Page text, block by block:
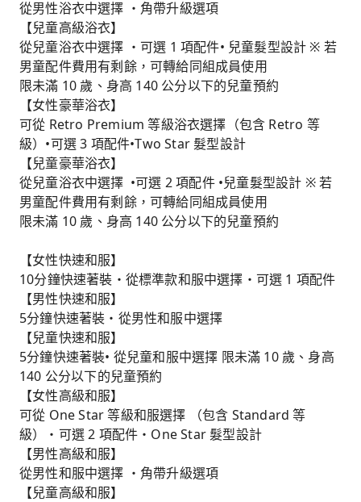
從男性浴衣中選擇 ・角帶升級選項
【兒童高級浴衣】
從兒童浴衣中選擇 ・可選 1 項配件• 兒童髮型設計 ※ 若
男童配件費用有剩餘，可轉給同組成員使用
限未滿 10 歲、身高 140 公分以下的兒童預約
【女性豪華浴衣】
可從 Retro Premium 等級浴衣選擇（包含 Retro 等
級）•可選 3 項配件•Two Star 髮型設計
【兒童豪華浴衣】
從兒童浴衣中選擇 •可選 2 項配件 •兒童髮型設計 ※ 若
男童配件費用有剩餘，可轉給同組成員使用
限未滿 10 歲、身高 140 公分以下的兒童預約
【女性快速和服】
10分鐘快速著裝・從標準款和服中選擇・可選 1 項配件
【男性快速和服】
5分鐘快速著裝・從男性和服中選擇
【兒童快速和服】
5分鐘快速著裝• 從兒童和服中選擇 限未滿 10 歲、身高
140 公分以下的兒童預約
【女性高級和服】
可從 One Star 等級和服選擇 （包含 Standard 等
級）・可選 2 項配件・One Star 髮型設計
【男性高級和服】
從男性和服中選擇 ・角帶升級選項
【兒童高級和服】